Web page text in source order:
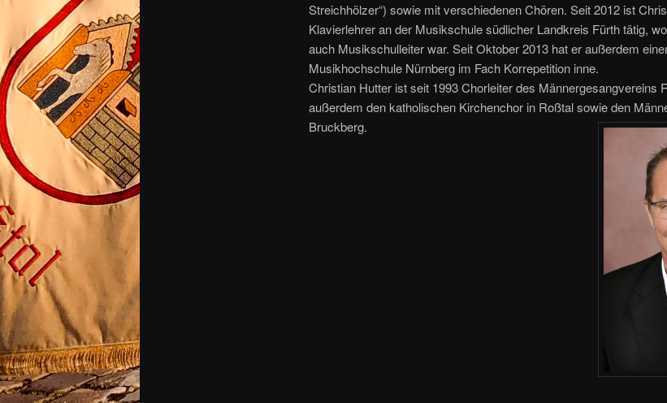
Streichhölzer“) sowie mit verschiedenen Chören. Seit 2012 ist
Klavierlehrer an der Musikschule südlicher Landkreis Fürth tätig,
auch Musikschulleiter war. Seit Oktober 2013 hat er außerdem
Musikhochschule Nürnberg im Fach Korrepetition inne.
Christian Hutter ist seit 1993 Chorleiter des Männergesangvereins
außerdem den katholischen Kirchenchor in Roßtal sowie den
Bruckberg.